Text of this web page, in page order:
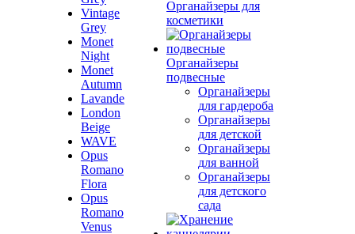
Vintage
Grey
Monet
Night
Monet
Autumn
Lavande
London
Beige
WAVE
Opus
Romano
Flora
Opus
Romano
Venus
Органайзеры для
косметики
Органайзеры
подвесные
Органайзеры
для гардероба
Органайзеры
для детской
Органайзеры
для ванной
Органайзеры
для детского
сада